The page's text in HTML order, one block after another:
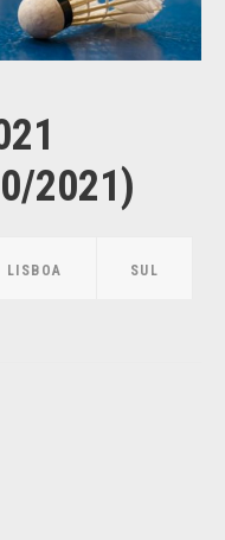
2021)
LISBOA SUL